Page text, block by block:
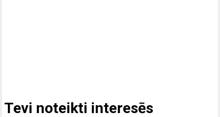
Tevi noteikti interesēs